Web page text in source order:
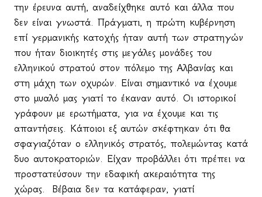
την έρευνα αυτή, αναδείχθηκε αυτό και άλλα που
δεν είναι γνωστά. Πράγματι, η πρώτη κυβέρνηση
επί γερμανικής κατοχής ήταν αυτή των στρατηγών
που ήταν διοικητές στις μεγάλες μονάδες του
ελληνικού στρατού στον πόλεμο της Αλβανίας και
στη μάχη των οχυρών. Είναι σημαντικό να έχουμε
στο μυαλό μας γιατί το έκαναν αυτό. Οι ιστορικοί
γράφουν με ερωτήματα, για να έχουμε και τις
απαντήσεις. Κάποιοι εξ αυτών σκέφτηκαν ότι θα
σφαγιαζόταν ο ελληνικός στρατός, πολεμώντας κατά
δυο αυτοκρατοριών. Είχαν προβάλλει ότι πρέπει να
προστατεύσουν την εδαφική ακεραιότητα της
χώρας.
Βέβαια δεν τα κατάφεραν, γιατί